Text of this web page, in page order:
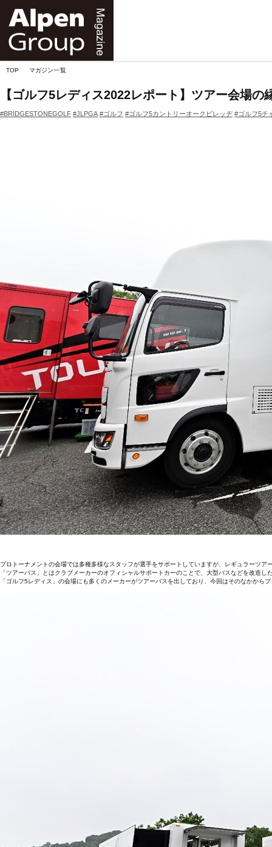
TOP マガジン一覧
【ゴルフ5レディス2022レポート】ツアー会場
#BRIDGESTONEGOLF #JLPGA #ゴルフ #ゴルフ5カントリーオークビレッヂ #ゴルフ5チ
プロトーナメントの会場では多種多様なスタッフが選手をサポートしていますが、レギュラーツア
「ツアーバス」とはクラブメーカーのオフィシャルサポートカーのことで、大型バスなどを改造
「ゴルフ5レディス」の会場にも多くのメーカーがツアーバスを出しており、今回はそのなかか